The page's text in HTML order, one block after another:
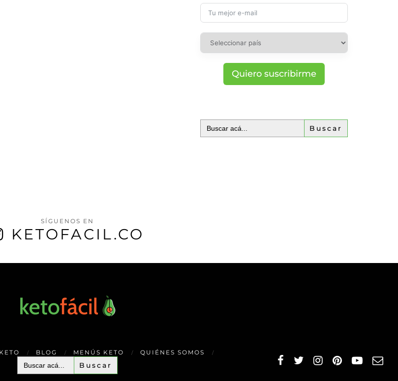
Quiero suscribirme
Buscar:
SÍGUENOS EN
KETOFACIL.CO
BLOG MENÚS KETO QUIÉNES SOMOS
Buscar: